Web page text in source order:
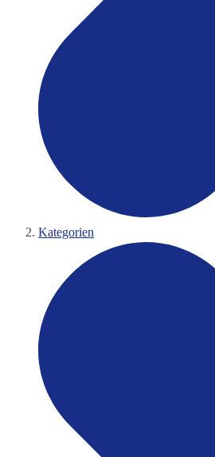
Kategorien